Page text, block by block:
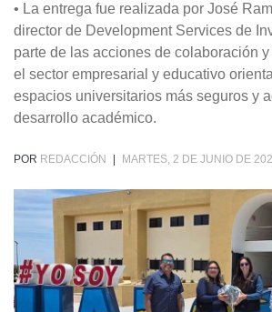
• La entrega fue realizada por José
director de Development Services de
parte de las acciones de colaboración
el sector empresarial y educativo
espacios universitarios más seguros y
desarrollo académico.
POR REDACCIÓN MARTES, 2 DE JUNIO DE